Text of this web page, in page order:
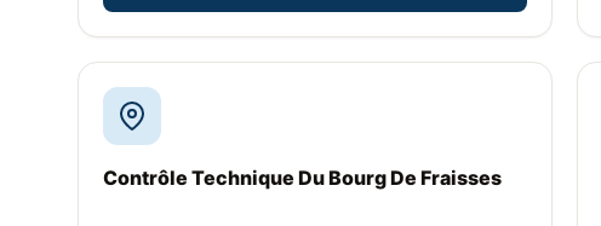
Contrôle Technique Du Bourg De Fraisses